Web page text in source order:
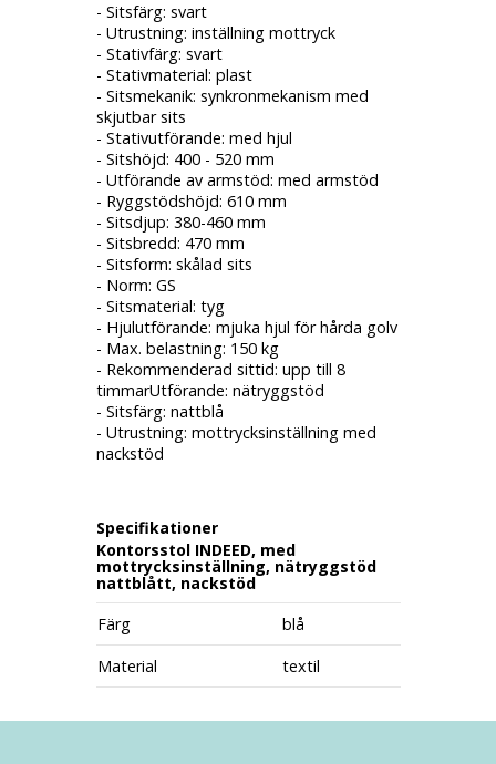
- Sitsfärg: svart
- Utrustning: inställning mottryck
- Stativfärg: svart
- Stativmaterial: plast
- Sitsmekanik: synkronmekanism med
skjutbar sits
- Stativutförande: med hjul
- Sitshöjd: 400 - 520 mm
- Utförande av armstöd: med armstöd
- Ryggstödshöjd: 610 mm
- Sitsdjup: 380-460 mm
- Sitsbredd: 470 mm
- Sitsform: skålad sits
- Norm: GS
- Sitsmaterial: tyg
- Hjulutförande: mjuka hjul för hårda golv
- Max. belastning: 150 kg
- Rekommenderad sittid: upp till 8
timmarUtförande: nätryggstöd
- Sitsfärg: nattblå
- Utrustning: mottrycksinställning med
nackstöd
Specifikationer
Kontorsstol INDEED, med
mottrycksinställning, nätryggstöd
nattblått, nackstöd
Färg
blå
Material
textil